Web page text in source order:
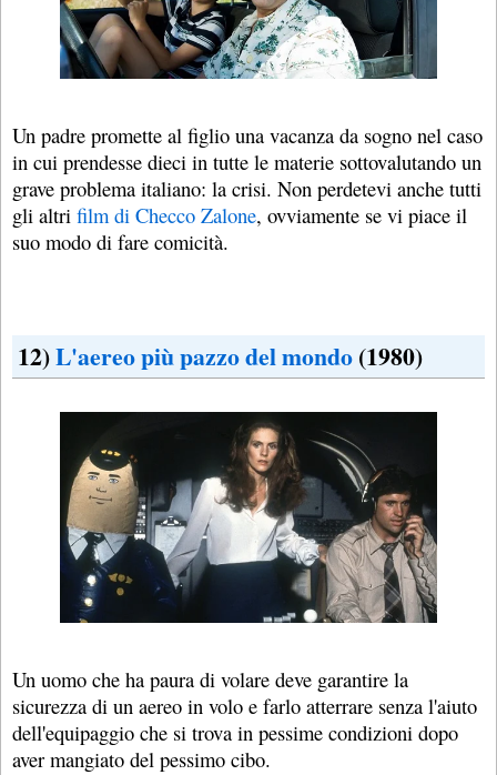
Un padre promette al figlio una vacanza da sogno nel caso
in cui prendesse dieci in tutte le materie sottovalutando un
grave problema italiano: la crisi. Non perdetevi anche tutti
gli altri film di Checco Zalone, ovviamente se vi piace il
suo modo di fare comicità.
12)L'aereo più pazzo del mondo(1980)
Un uomo che ha paura di volare deve garantire la
sicurezza di un aereo in volo e farlo atterrare senza l'aiuto
dell'equipaggio che si trova in pessime condizioni dopo
aver mangiato del pessimo cibo.